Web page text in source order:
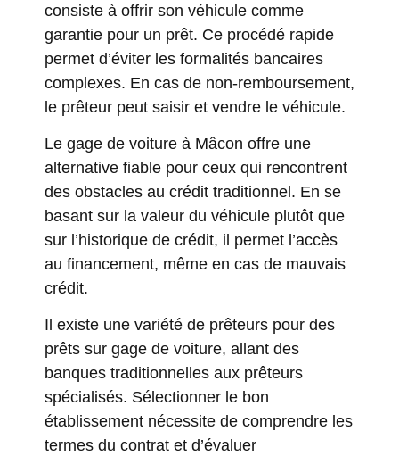
consiste à offrir son véhicule comme
garantie pour un prêt. Ce procédé rapide
permet d’éviter les formalités bancaires
complexes. En cas de non-remboursement,
le prêteur peut saisir et vendre le véhicule.
Le gage de voiture à Mâcon offre une
alternative fiable pour ceux qui rencontrent
des obstacles au crédit traditionnel. En se
basant sur la valeur du véhicule plutôt que
sur l’historique de crédit, il permet l’accès
au financement, même en cas de mauvais
crédit.
Il existe une variété de prêteurs pour des
prêts sur gage de voiture, allant des
banques traditionnelles aux prêteurs
spécialisés. Sélectionner le bon
établissement nécessite de comprendre les
termes du contrat et d’évaluer